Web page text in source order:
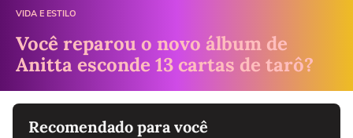
VIDA E ESTILO
Você reparou o novo álbum de
Anitta esconde 13 cartas de tarô?
Recomendado para você